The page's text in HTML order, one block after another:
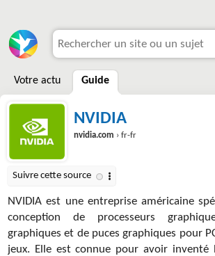
Votre actu Guide
NVIDIA
nvidia.com › fr-fr
NVIDIA est une entreprise américaine
conception de processeurs
graphiques et de puces graphiques pour
jeux. Elle est connue pour avoir inventé